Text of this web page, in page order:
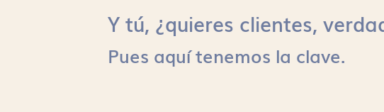
Y tú, ¿quieres clientes,
Pues aquí tenemos la clave.